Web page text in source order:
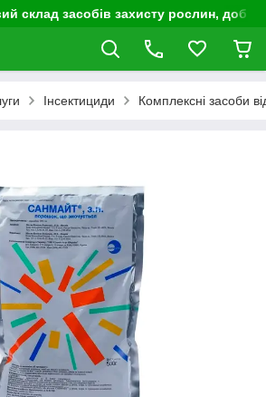
склад засобів захисту рослин,
Інсектициди Комплексні засоби